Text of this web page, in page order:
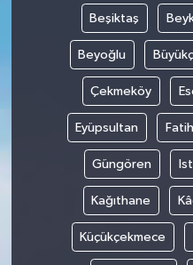
Beşiktaş
Beyoğlu
Çekmeköy
Eyüpsultan Fatih
Güngören
Kağıthane
Küçükçekmece